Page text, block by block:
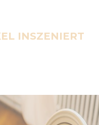
INSZENIERT